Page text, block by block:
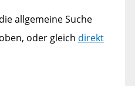
allgemeine Suche
oder gleich direkt